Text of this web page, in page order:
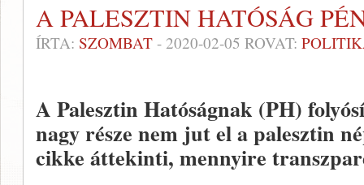
A PALESZTIN HATÓSÁG
ÍRTA: SZOMBAT - 2020-02-05 ROVAT:
A Palesztin Hatóságnak (PH)
nagy része nem jut el a palesztin
cikke áttekinti, mennyire